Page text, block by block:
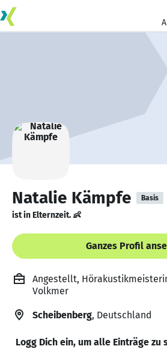
Natalie Kämpfe Basis
ist in Elternzeit. 👶
Ganzes Profil
Angestellt,
Volkmer
Scheibenberg, Deutschland
Logg Dich ein, um alle Einträge zu